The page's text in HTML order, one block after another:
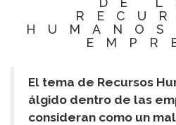
El tema de Recursos
álgido dentro de las
consideran como un